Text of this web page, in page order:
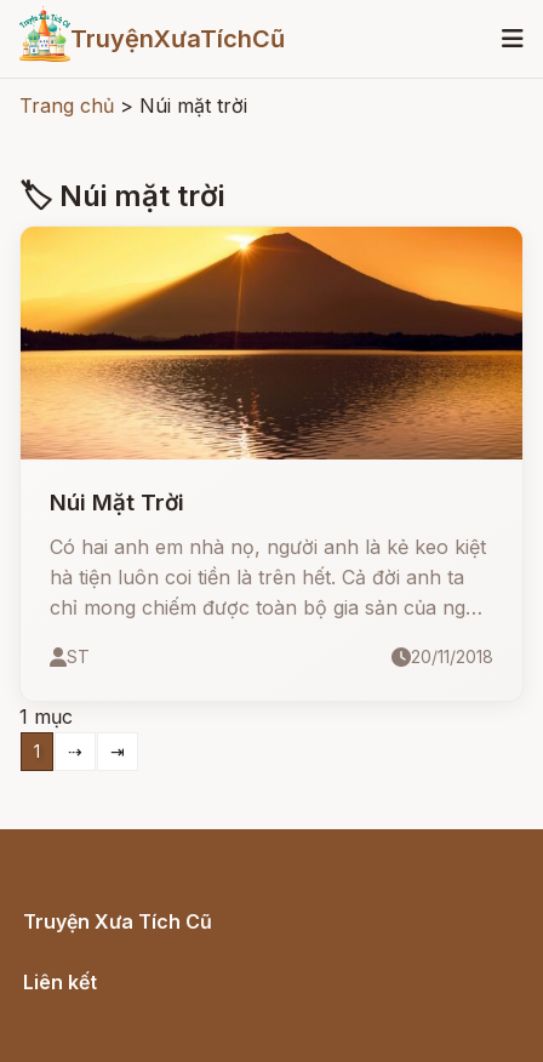
TruyệnXưaTíchCũ
Trang chủ > Núi mặt trời
🏷 Núi mặt trời
Núi Mặt Trời
Có hai anh em nhà nọ, người anh là kẻ keo kiệt
hà tiện luôn coi tiền là trên hết. Cả đời anh ta
chỉ mong chiếm được toàn bộ gia sản của người
ST 20/11/2018
1 mục
1 ⇢ ⇥
Truyện Xưa Tích Cũ
Liên kết